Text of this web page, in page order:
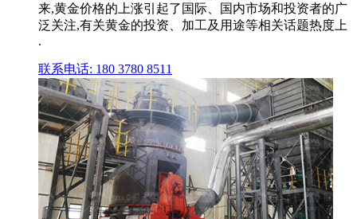
来,黄金价格的上涨引起了国际、国内市场和投资者的广
泛关注,有关黄金的投资、加工及用途等相关话题热度上
.
联系电话: 180 3780 8511